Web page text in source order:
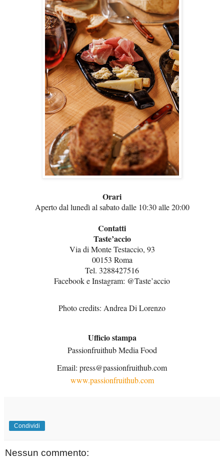
Orari
Aperto dal lunedì al sabato dalle 10:30 alle 20:00
Contatti
Taste’accio
Via di Monte Testaccio, 93
00153 Roma
Tel. 3288427516
Facebook e Instagram: @Taste’accio
Photo credits: Andrea Di Lorenzo
Ufficio stampa
Passionfruithub Media Food
Email: press@passionfruithub.com
www.passionfruithub.com
Condividi
Nessun commento: